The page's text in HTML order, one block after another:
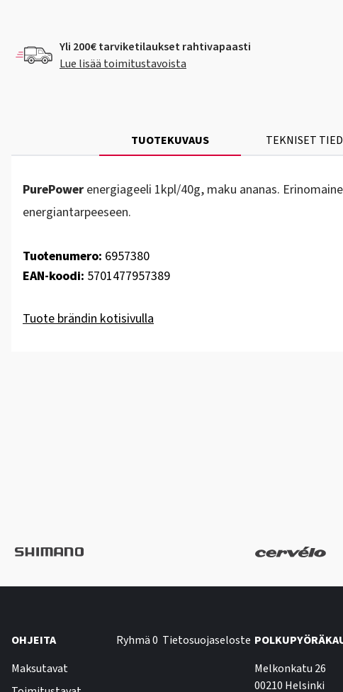
Yli 200€ tarviketilaukset rahtivapaasti
Lue lisää toimitustavoista
TUOTEKUVAUS TEKNISET
PurePowerenergiageeli 1kpl/40g, maku ananas.
energiantarpeeseen.
Tuotenumero: 6957380
EAN-koodi: 5701477957389
Tuote brändin kotisivulla
OHJEITA
Maksutavat
Ryhmä 0 Tietosuojaseloste
Melkonkatu 26
00210 Helsinki